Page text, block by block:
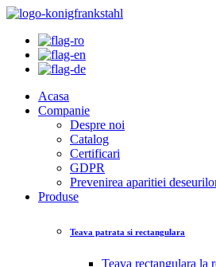
Acasa
Companie
Despre noi
Catalog
Certificari
GDPR
Prevenirea aparitiei
Produse
Teava patrata si rectangulara
Teava rectangulara la